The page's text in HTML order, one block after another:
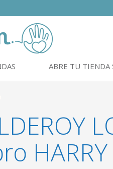
ABRE TU TIENDA